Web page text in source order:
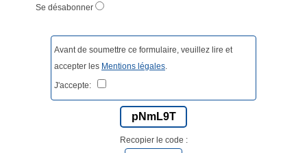
Se désabonner
Avant de soumettre ce formulaire, veuillez lire et
accepter les Mentions légales.
J'accepte:
pNmL9T
Recopier le code :